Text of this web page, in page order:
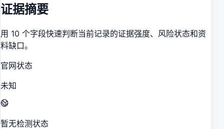
证据摘要
用 10 个字段快速判断当前记录的证据强度、风险状态和资
料缺口。
官网状态
未知
暂无检测状态